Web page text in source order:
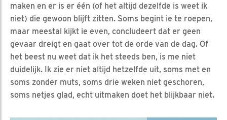
maken en er is er één (of het altijd dezelfde is weet ik
niet) die gewoon blijft zitten. Soms begint ie te roepen,
maar meestal kijkt ie even, concludeert dat er geen
gevaar dreigt en gaat over tot de orde van de dag. Of
het beest nu weet dat ik het steeds ben, is me niet
duidelijk. Ik zie er niet altijd hetzelfde uit, soms met en
soms zonder muts, soms drie weken niet geschoren,
soms netjes glad, echt uitmaken doet het blijkbaar niet.